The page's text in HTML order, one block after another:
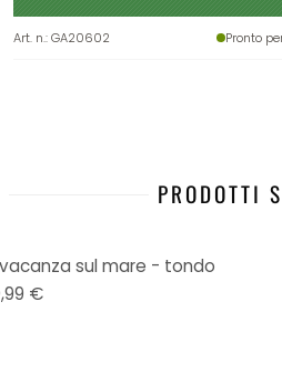
Art. n.:GA20602 Pronto
PRODOTTI
sul mare - tondo
€